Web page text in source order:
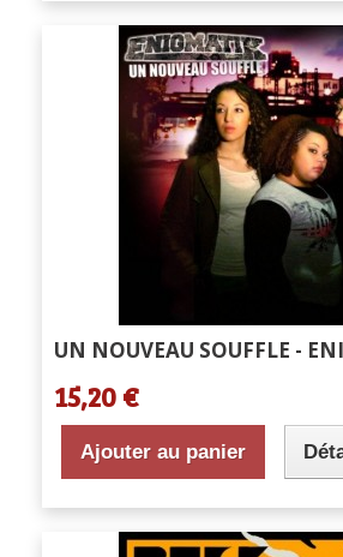
UN NOUVEAU SOUFFLE -
15,20 €
Ajouter au panier